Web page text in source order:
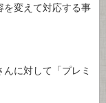
を変えて対応する事
に対して「プレミ